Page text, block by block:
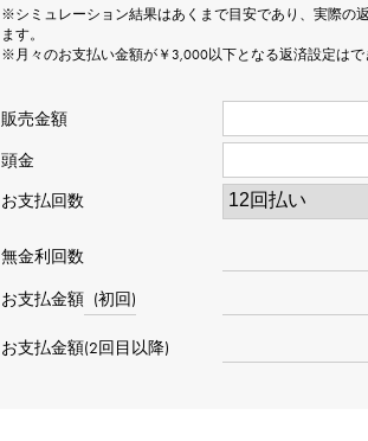
※シミュレーション結果はあくまで目安であり、実際の
ます。
※月々のお支払い金額が￥3,000以下となる返済設定はで
販売金額
頭金
お支払回数
無金利回数
お支払金額 (初回)
お支払金額(2回目以降)